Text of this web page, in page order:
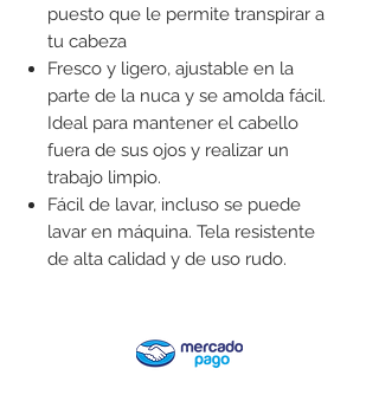
puesto que le permite transpirar a
tu cabeza
Fresco y ligero, ajustable en la
parte de la nuca y se amolda fácil.
Ideal para mantener el cabello
fuera de sus ojos y realizar un
trabajo limpio.
Fácil de lavar, incluso se puede
lavar en máquina. Tela resistente
de alta calidad y de uso rudo.